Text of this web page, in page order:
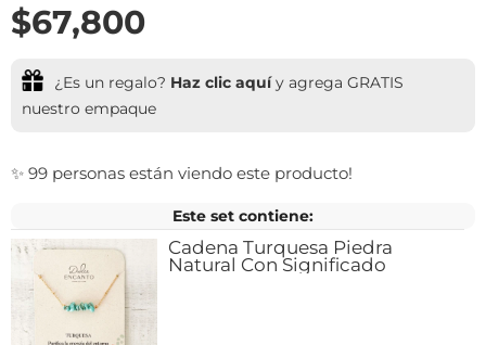
$67,800
¿Es un regalo? Haz clic aquíy agrega GRATIS
nuestro empaque
✨ 99 personas están viendo este producto!
Este set contiene:
Cadena Turquesa Piedra
Natural Con Significado